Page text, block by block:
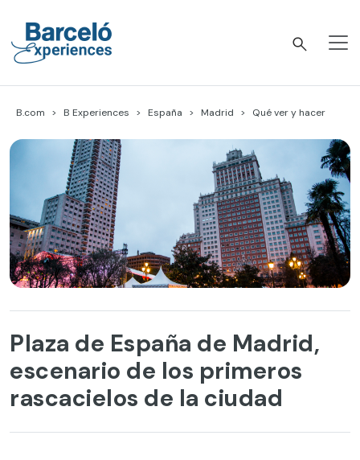
content
B.com B Experiences España Madrid Qué ver y hacer
Plaza de España de Madrid,
escenario de los primeros
rascacielos de la ciudad